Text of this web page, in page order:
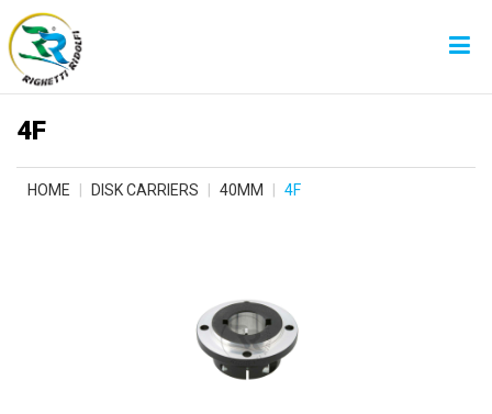
4F
HOME DISK CARRIERS 40MM 4F